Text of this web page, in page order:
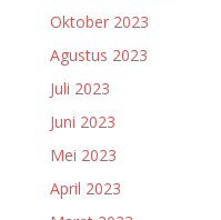
Oktober 2023
Agustus 2023
Juli 2023
Juni 2023
Mei 2023
April 2023